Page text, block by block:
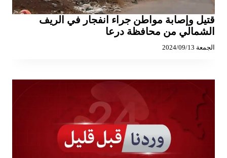
قتيل وإصابة مواطن جراء انفجار في الريف
الشمالي من محافظة درعا
الجمعة 2024/09/13